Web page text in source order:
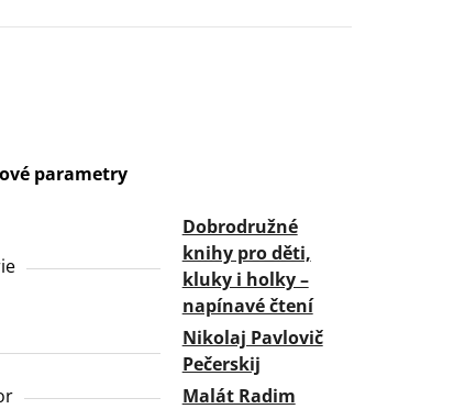
parametry
Dobrodružné
knihy pro děti,
kluky i holky –
napínavé čtení
Nikolaj Pavlovič
Pečerskij
Malát Radim